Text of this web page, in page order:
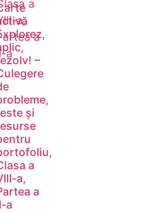
–
și
a
a,
a
a